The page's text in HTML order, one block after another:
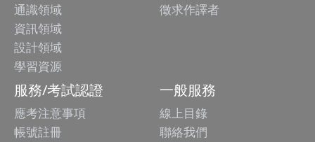
通識領域
資訊領域
設計領域
學習資源
徵求作譯者
服務/考試認證
應考注意事項
帳號註冊
一般服務
線上目錄
聯絡我們